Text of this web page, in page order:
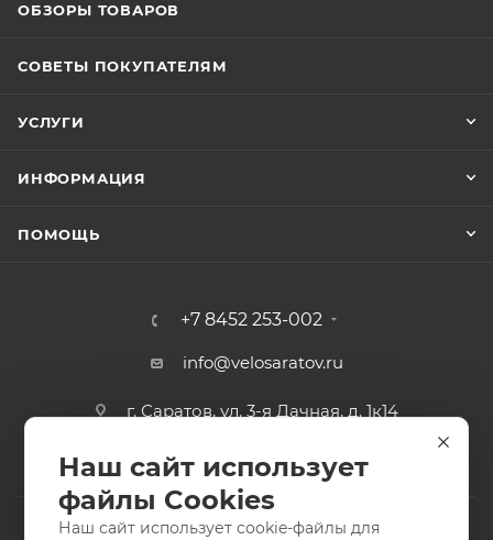
ОБЗОРЫ ТОВАРОВ
СОВЕТЫ ПОКУПАТЕЛЯМ
УСЛУГИ
ИНФОРМАЦИЯ
ПОМОЩЬ
+7 8452 253-002
info@velosaratov.ru
г. Саратов, ул. 3-я Дачная, д. 1к14
Наш сайт использует
файлы Cookies
Наш сайт использует cookie-файлы для